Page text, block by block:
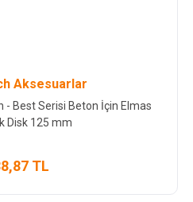
Aksesuarlar
- Best Serisi Beton İçin Elmas
Disk 125 mm
TL